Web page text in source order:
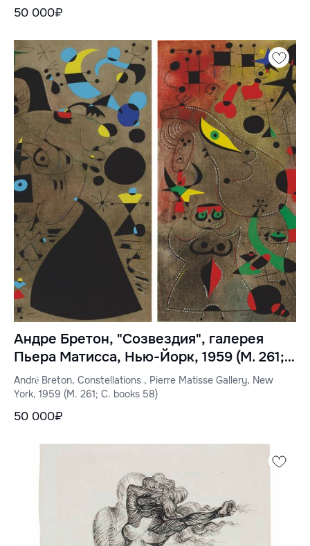
50 000₽
Андре Бретон, "Созвездия", галерея
Пьера Матисса, Нью-Йорк, 1959 (M. 261;
C. books 58)
André Breton, Constellations , Pierre Matisse Gallery, New
York, 1959 (M. 261; C. books 58)
50 000₽